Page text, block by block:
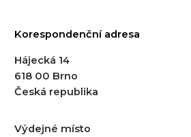
Korespondenční adresa
Hájecká 14
618 00 Brno
Česká republika
Výdejné místo